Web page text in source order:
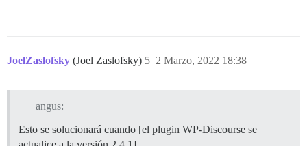
JoelZaslofsky (Joel Zaslofsky) 2 Marzo, 2022 18:38
5
angus:
Esto se solucionará cuando [el plugin WP-Discourse se